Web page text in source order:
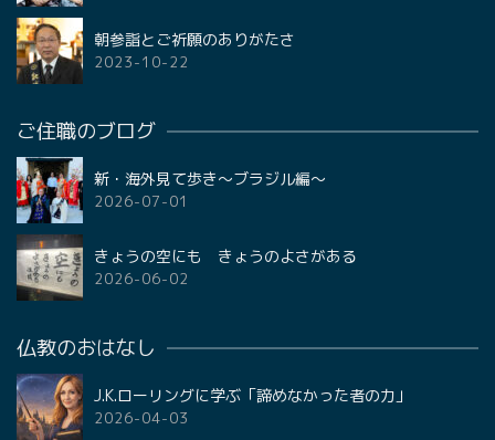
朝参詣とご祈願のありがたさ
2023-10-22
ご住職のブログ
新・海外見て歩き〜ブラジル編〜
2026-07-01
きょうの空にも きょうのよさがある
2026-06-02
仏教のおはなし
J.K.ローリングに学ぶ「諦めなかった者の力」
2026-04-03